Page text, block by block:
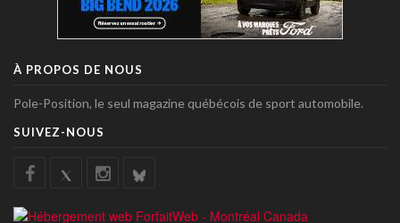
À PROPOS DE NOUS
Pole-Position, le seul magazine québécois de sport automobile.
SUIVEZ-NOUS